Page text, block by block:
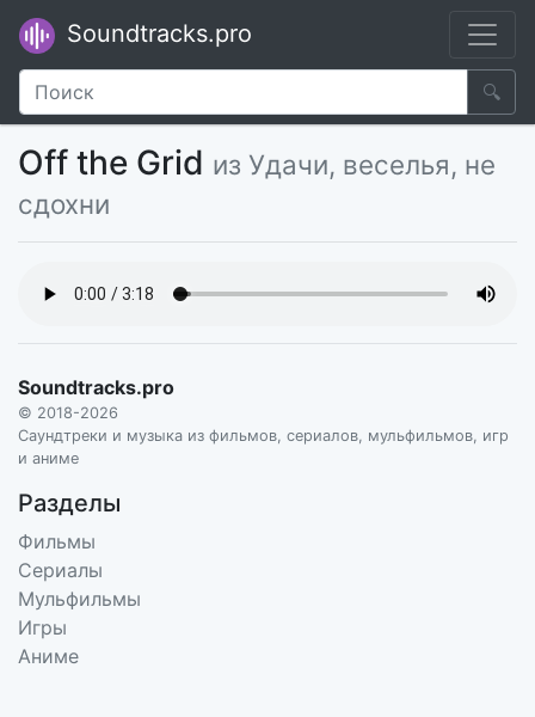
Soundtracks.pro
🔍
Off the Grid из Удачи, веселья, не
сдохни
Soundtracks.pro
© 2018-2026
Саундтреки и музыка из фильмов, сериалов, мульфильмов, игр
и аниме
Разделы
Фильмы
Сериалы
Мульфильмы
Игры
Аниме